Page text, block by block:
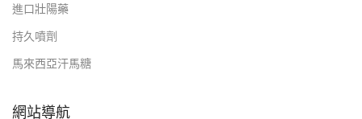
進口壯陽藥
持久噴劑
馬來西亞汗馬糖
網站導航